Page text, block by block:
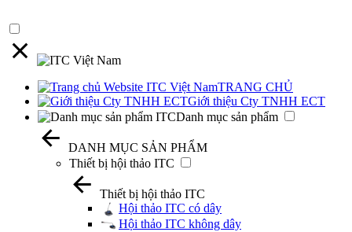
TRANG CHỦ
Giới thiệu Cty TNHH ECT
Danh mục sản phẩm
DANH MỤC SẢN PHẨM
Thiết bị hội thảo ITC
Thiết bị hội thảo ITC
Hội thảo ITC có dây
Hội thảo ITC không dây